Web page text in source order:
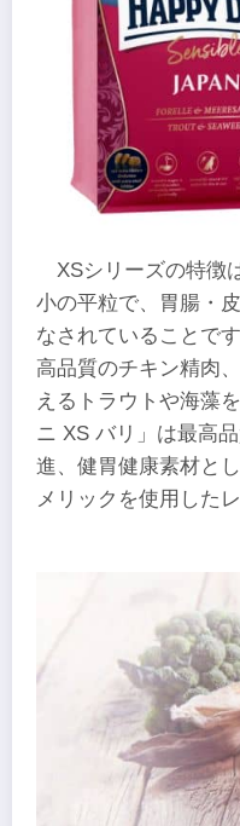
XSシリーズの特徴
小の平粒で、胃腸・
なされていることで
高品質のチキン精肉
えるトラウトや海藻
ニ XS バリ」は最高
進、健胃健康素材と
メリックを使用した